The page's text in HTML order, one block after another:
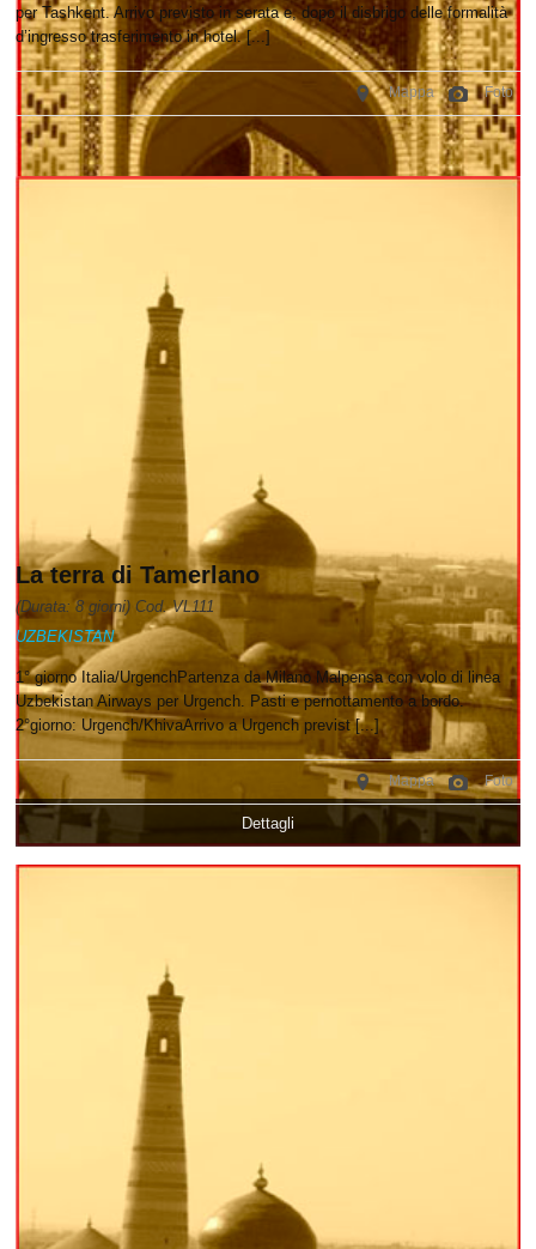
per Tashkent. Arrivo previsto in serata e, dopo il disbrigo delle formalità
d’ingresso trasferimento in hotel. [...]
Foto
Mappa
Dettagli
La terra di Tamerlano
(Durata: 8 giorni) Cod. VL111
UZBEKISTAN
1° giorno Italia/UrgenchPartenza da Milano Malpensa con volo di linea
Uzbekistan Airways per Urgench. Pasti e pernottamento a bordo.
2°giorno: Urgench/KhivaArrivo a Urgench previst [...]
Foto
Mappa